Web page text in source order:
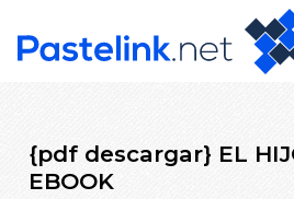
{pdf descargar} EL
EBOOK